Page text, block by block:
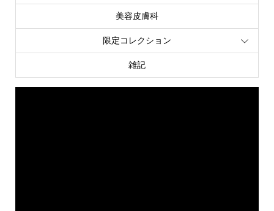
美容皮膚科
限定コレクション
雑記